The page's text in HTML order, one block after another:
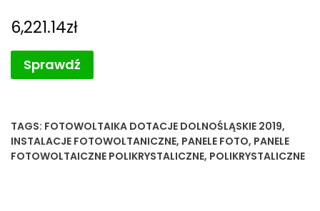
6,221.14zł
Sprawdź
TAGS: FOTOWOLTAIKA DOTACJE DOLNOŚLĄSKIE 2019,
INSTALACJE FOTOWOLTANICZNE, PANELE FOTO, PANELE
FOTOWOLTAICZNE POLIKRYSTALICZNE, POLIKRYSTALICZNE